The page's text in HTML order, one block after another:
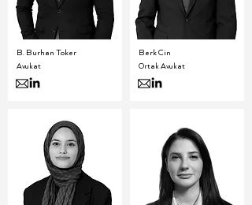
B. Burhan Toker
Avukat
Berk Cin
Ortak Avukat